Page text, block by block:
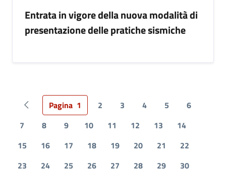
Entrata in vigore della nuova modalità di
presentazione delle pratiche sismiche
Pagina precedente
Pagina 1 2 3 4 5
6
7
8 9 10 11 12 13
14
15
16 17 18 19 20 21
22
23
24 25 26 27 28 29 30